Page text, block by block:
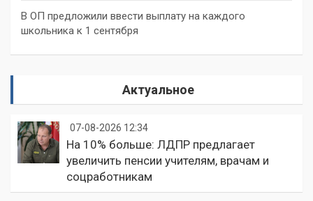
В ОП предложили ввести выплату на каждого
школьника к 1 сентября
Актуальное
07-08-2026 12:34
На 10% больше: ЛДПР предлагает
увеличить пенсии учителям, врачам и
соцработникам